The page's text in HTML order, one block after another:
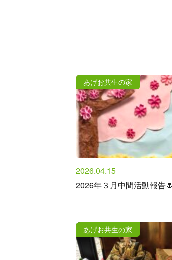
あげお共生の家
2026.04.15
2026年３月中間活動報告🌷
あげお共生の家